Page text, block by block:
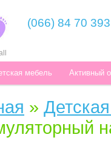
(066) 84 70 393
мебель Активный
»